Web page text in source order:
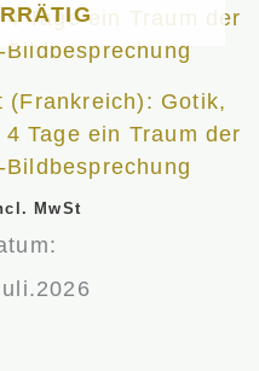
(Frankreich): Gotik,
Tage ein Traum der
MwSt